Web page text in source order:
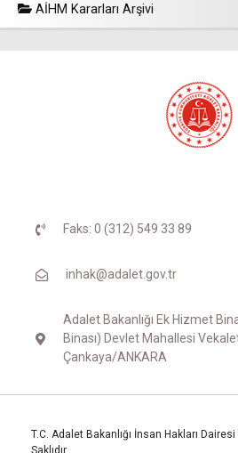
AİHM Kararları Arşivi
Faks: 0 (312) 549 33 89
inhak@adalet.gov.tr
Adalet Bakanlığı Ek Hizmet
Binası) Devlet Mahallesi
Çankaya/ANKARA
T.C. Adalet Bakanlığı İnsan Hakları
Saklıdır.